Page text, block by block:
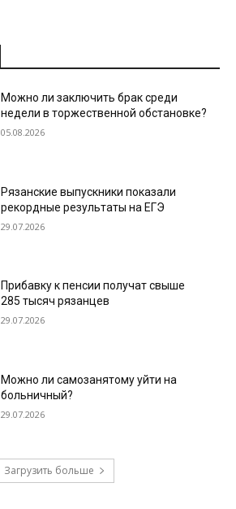
Можно ли заключить брак среди
недели в торжественной обстановке?
05.08.2026
Рязанские выпускники показали
рекордные результаты на ЕГЭ
29.07.2026
Прибавку к пенсии получат свыше
285 тысяч рязанцев
29.07.2026
Можно ли самозанятому уйти на
больничный?
29.07.2026
Загрузить больше